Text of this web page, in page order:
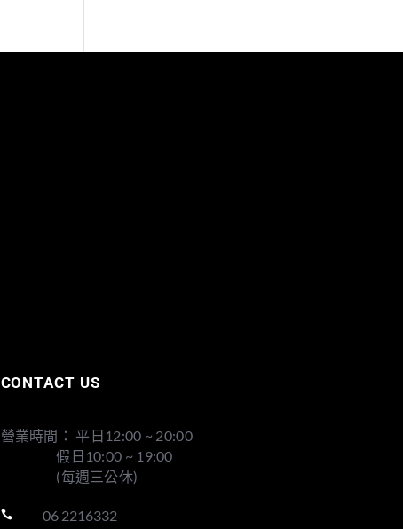
CONTACT US
營業時間： 平日12:00 ~ 20:00
假日10:00 ~ 19:00
(每週三公休)
 06 2216332